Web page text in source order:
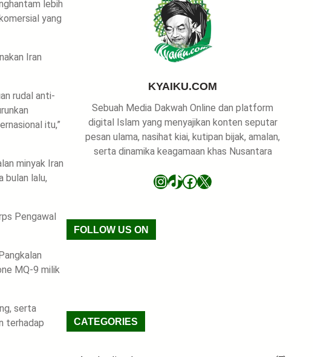
lebih
yang
Iran
rudal anti-
itu,”
minyak Iran
bulan lalu,
Pengawal
MQ-9 milik
serta
terhadap
KYAIKU.COM
Sebuah Media Dakwah Online dan platform
digital Islam yang menyajikan konten seputar
pesan ulama, nasihat kiai, kutipan bijak, amalan,
serta dinamika keagamaan khas Nusantara
InstagramTikTok Facebook X
FOLLOW US ON
CATEGORIES